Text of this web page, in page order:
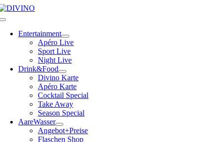
Skip
to
Toggle
NavigationEntertainment
Apéro Live
Sport Live
Night Live
Drink&Food
Divino Karte
Apéro Karte
Cocktail Special
Take Away
Season Special
AareWasser
Angebot+Preise
Flaschen Shop